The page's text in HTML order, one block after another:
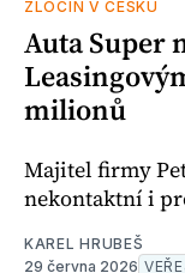
ZLOČIN V ČESKU
Auta Super
milionů
Majitel firmy
nekontaktní i
KAREL HRUBEŠ
29 června 2026